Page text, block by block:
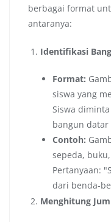
berbagai format
antaranya:
Identifikasi
Format:
siswa yang
Siswa
bangun
Contoh:
sepeda,
Pertanyaan:
dari benda-
Menghitung